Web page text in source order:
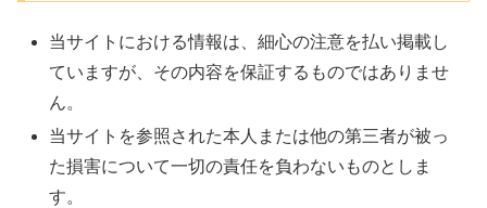
当サイトにおける情報は、細心の注意を払い掲載し
ていますが、その内容を保証するものではありませ
ん。
当サイトを参照された本人または他の第三者が被っ
た損害について一切の責任を負わないものとしま
す。